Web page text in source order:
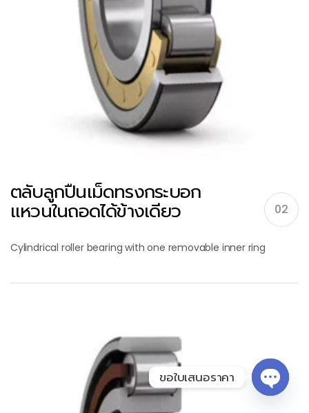
ตลับลูกปืนเม็ดทรงกระบอก
แหวนในถอดได้ข้างเดียว 02
Cylindrical roller bearing with one removable inner ring
ขอใบเสนอราคา
Open